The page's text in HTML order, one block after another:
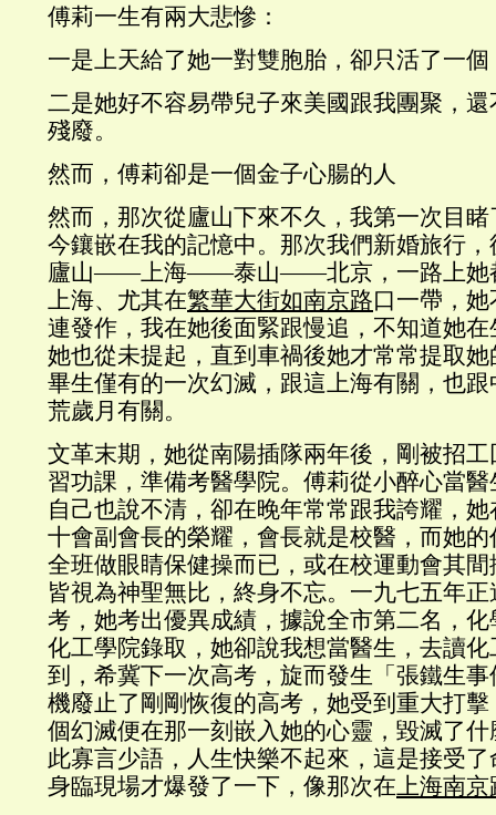
傅莉一生有兩大悲慘：
一是上天給了她一對雙胞胎，卻只活了一個
二是她好不容易帶兒子來美國跟我團聚，
殘廢。
然而，傅莉卻是一個金子心腸的人
然而，那次從廬山下來不久，我第一次目
今鑲嵌在我的記憶中。那次我們新婚旅
廬山——上海——泰山——北京，一路上她
上海、尤其在繁華大街如南京路口一帶，
連發作，我在她後面緊跟慢追，不知道她
她也從未提起，直到車禍後她才常常提取
畢生僅有的一次幻滅，跟這上海有關，也
荒歲月有關。
文革末期，她從南陽插隊兩年後，剛被招
習功課，準備考醫學院。傅莉從小醉心當
自己也說不清，卻在晚年常常跟我誇耀，
十會副會長的榮耀，會長就是校醫，而她
全班做眼睛保健操而已，或在校運動會其
皆視為神聖無比，終身不忘。一九七五年
考，她考出優異成績，據說全市第二名，
化工學院錄取，她卻說我想當醫生，去讀
到，希冀下一次高考，旋而發生「張鐵生
機廢止了剛剛恢復的高考，她受到重大打
個幻滅便在那一刻嵌入她的心靈，毀滅了
此寡言少語，人生快樂不起來，這是接受
身臨現場才爆發了一下，像那次在上海南京